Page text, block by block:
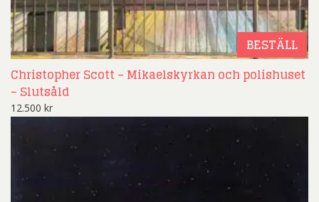
BESTÄLL
Christopher Scott – Mikaelskyrkan och polishuset
– Slutsåld
12.500 kr